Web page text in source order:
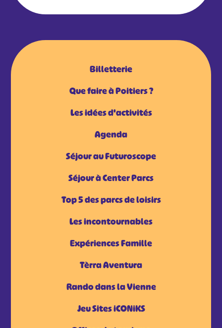
Billetterie
Que faire à Poitiers ?
Les idées d'activités
Agenda
Séjour au Futuroscope
Séjour à Center Parcs
Top 5 des parcs de loisirs
Les incontournables
Expériences Famille
Tèrra Aventura
Rando dans la Vienne
Jeu Sites iCONiKS